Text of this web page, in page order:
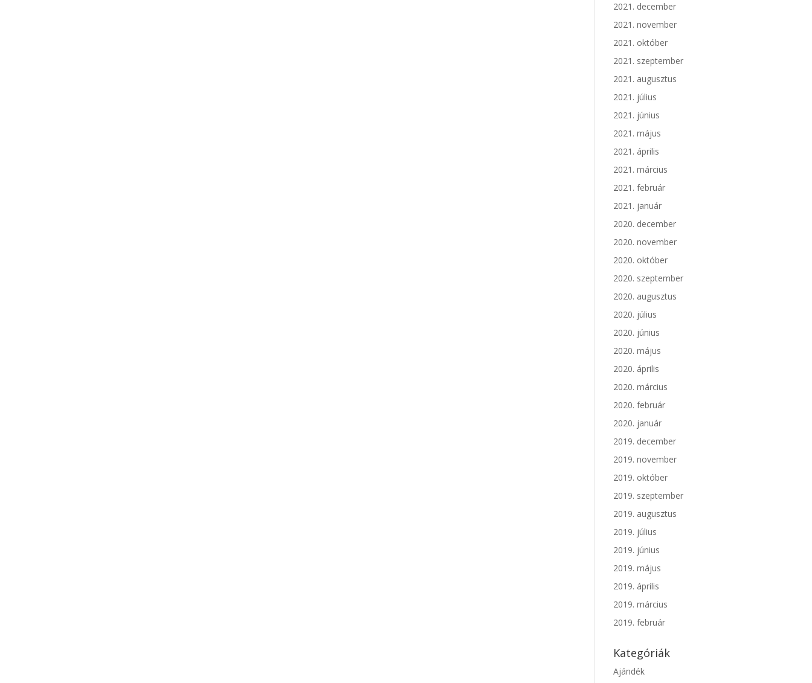
2021. december
2021. november
2021. október
2021. szeptember
2021. augusztus
2021. július
2021. június
2021. május
2021. április
2021. március
2021. február
2021. január
2020. december
2020. november
2020. október
2020. szeptember
2020. augusztus
2020. július
2020. június
2020. május
2020. április
2020. március
2020. február
2020. január
2019. december
2019. november
2019. október
2019. szeptember
2019. augusztus
2019. július
2019. június
2019. május
2019. április
2019. március
2019. február
Kategóriák
Ajándék